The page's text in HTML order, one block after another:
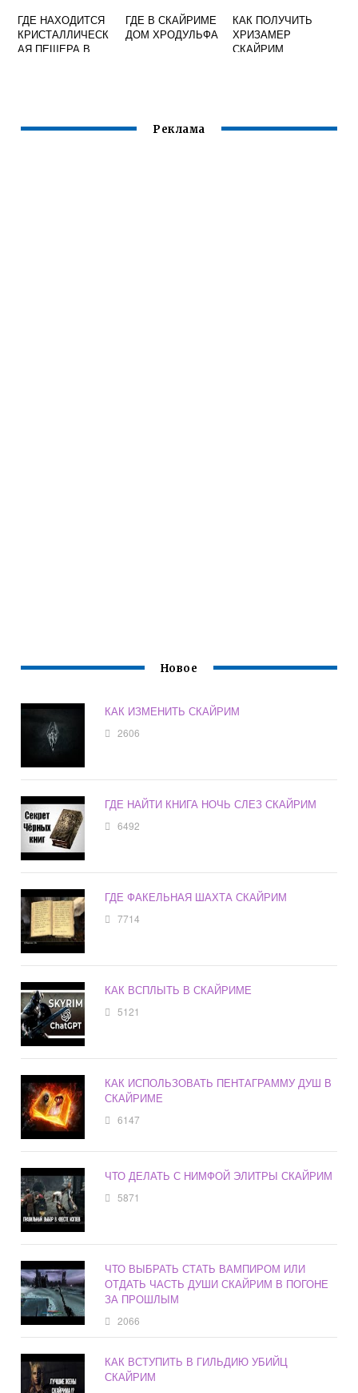
ГДЕ НАХОДИТСЯ
КРИСТАЛЛИЧЕСК
АЯ ПЕЩЕРА В
ГДЕ В СКАЙРИМЕ
ДОМ ХРОДУЛЬФА
КАК ПОЛУЧИТЬ
ХРИЗАМЕР
СКАЙРИМ
Реклама
Новое
КАК ИЗМЕНИТЬ СКАЙРИМ
2606
ГДЕ НАЙТИ КНИГА НОЧЬ СЛЕЗ СКАЙРИМ
6492
ГДЕ ФАКЕЛЬНАЯ ШАХТА СКАЙРИМ
7714
КАК ВСПЛЫТЬ В СКАЙРИМЕ
5121
КАК ИСПОЛЬЗОВАТЬ ПЕНТАГРАММУ ДУШ В
СКАЙРИМЕ
6147
ЧТО ДЕЛАТЬ С НИМФОЙ ЭЛИТРЫ СКАЙРИМ
5871
ЧТО ВЫБРАТЬ СТАТЬ ВАМПИРОМ ИЛИ
ОТДАТЬ ЧАСТЬ ДУШИ СКАЙРИМ В ПОГОНЕ
ЗА ПРОШЛЫМ
2066
КАК ВСТУПИТЬ В ГИЛЬДИЮ УБИЙЦ
СКАЙРИМ